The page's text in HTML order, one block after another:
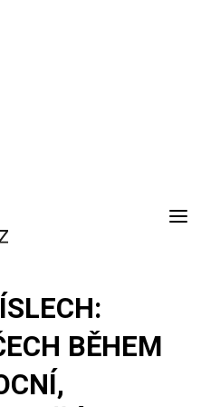
BĚHEM